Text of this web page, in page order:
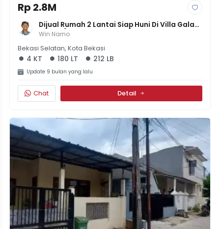
Rp 2.8M
Dijual Rumah 2 Lantai Siap Huni Di Villa Galaxy
Bekasi [LT 180m² LB 212m²] - 3+1 KT - Rp 2,75M
Win Narno
Bekasi Selatan, Kota Bekasi
4 KT 180 LT 212 LB
Update 9 bulan yang lalu
Chat Detail